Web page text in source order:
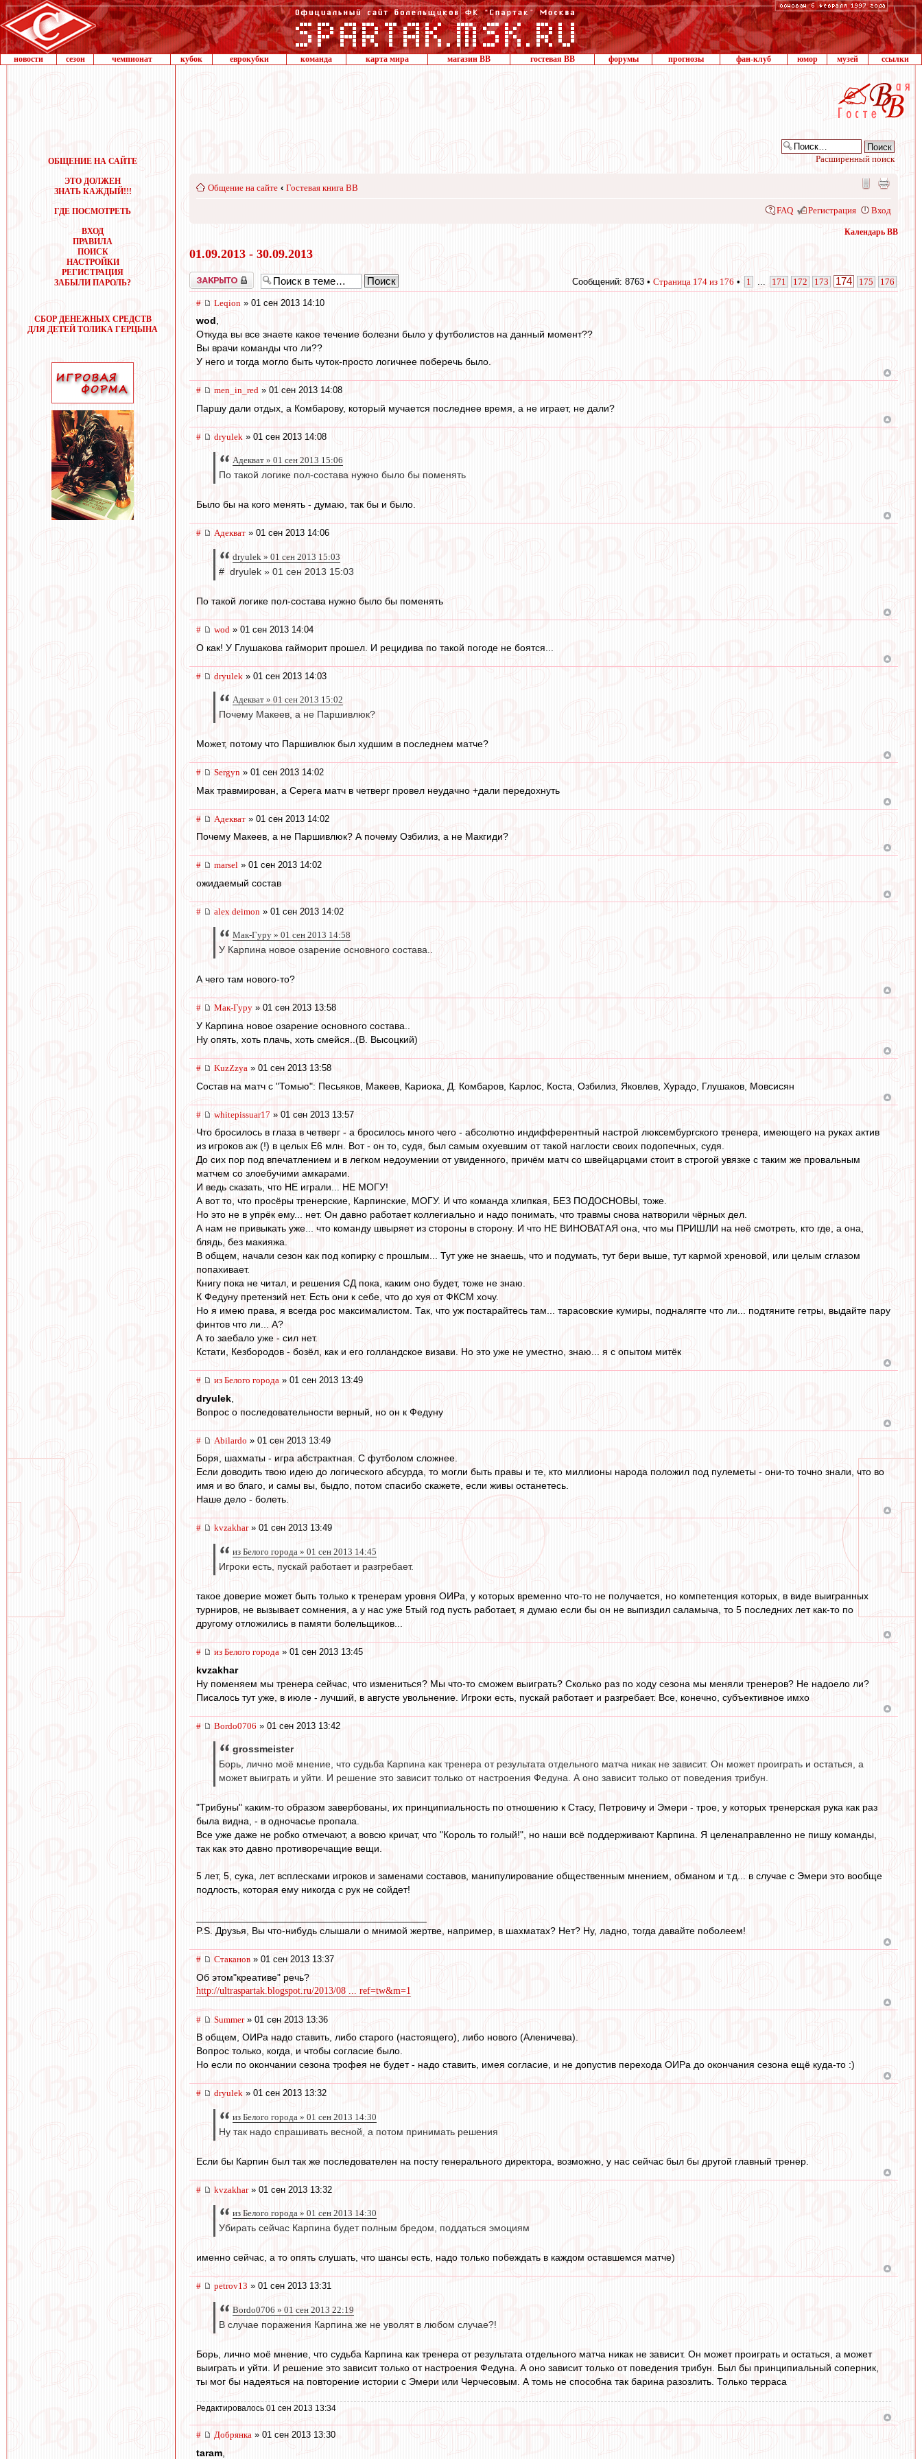
новости сезон чемпионат кубок еврокубки команда карта мира магазин ВВ гостевая ВВ форумы прогнозы фан-клуб юмор музей ссылки
ОБЩЕНИЕ НА САЙТЕ
ЭТО ДОЛЖЕН
ЗНАТЬ КАЖДЫЙ!!!
ГДЕ ПОСМОТРЕТЬ
ВХОД
ПРАВИЛА
ПОИСК
НАСТРОЙКИ
РЕГИСТРАЦИЯ
ЗАБЫЛИ ПАРОЛЬ?
СБОР ДЕНЕЖНЫХ СРЕДСТВ
ДЛЯ ДЕТЕЙ ТОЛИКА ГЕРЦЫНА
Расширенный поиск
Общение на сайте ‹ Гостевая книга ВВ
FAQ Регистрация Вход
Календарь ВВ
01.09.2013 - 30.09.2013
Закрыто Сообщений: 8763 • Страница 174 из 176 • 1 171 172 173 174 175 176
# Leqion » 01 сен 2013 14:10
wod,
Откуда вы все знаете какое течение болезни было у футболистов на данный момент??
Вы врачи команды что ли??
У него и тогда могло быть чуток-просто логичнее поберечь было.
# men_in_red » 01 сен 2013 14:08
Паршу дали отдых, а Комбарову, который мучается последнее время, а не играет, не дали?
# dryulek » 01 сен 2013 14:08
Адекват » 01 сен 2013 15:06
По такой логике пол-состава нужно было бы поменять
Было бы на кого менять - думаю, так бы и было.
# Адекват » 01 сен 2013 14:06
dryulek » 01 сен 2013 15:03
# dryulek » 01 сен 2013 15:03
По такой логике пол-состава нужно было бы поменять
# wod » 01 сен 2013 14:04
О как! У Глушакова гайморит прошел. И рецидива по такой погоде не боятся...
# dryulek » 01 сен 2013 14:03
Адекват » 01 сен 2013 15:02
Почему Макеев, а не Паршивлюк?
Может, потому что Паршивлюк был худшим в последнем матче?
# Sergyn » 01 сен 2013 14:02
Мак травмирован, а Серега матч в четверг провел неудачно +дали передохнуть
# Адекват » 01 сен 2013 14:02
Почему Макеев, а не Паршивлюк? А почему Озбилиз, а не Макгиди?
# marsel » 01 сен 2013 14:02
ожидаемый состав
# alex deimon » 01 сен 2013 14:02
Мак-Гуру » 01 сен 2013 14:58
У Карпина новое озарение основного состава..
А чего там нового-то?
# Мак-Гуру » 01 сен 2013 13:58
У Карпина новое озарение основного состава..
Ну опять, хоть плачь, хоть смейся..(В. Высоцкий)
# KuzZzya » 01 сен 2013 13:58
Состав на матч с "Томью": Песьяков, Макеев, Кариока, Д. Комбаров, Карлос, Коста, Озбилиз, Яковлев, Хурадо, Глушаков, Мовсисян
# whitepissuar17 » 01 сен 2013 13:57
Что бросилось в глаза в четверг - а бросилось много чего - абсолютно индифферентный настрой люксембургского тренера, имеющего на руках актив
из игроков аж (!) в целых Е6 млн. Вот - он то, судя, был самым охуевшим от такой наглости своих подопечных, судя.
До сих пор под впечатлением и в легком недоумении от увиденного, причём матч со швейцарцами стоит в строгой увязке с таким же провальным
матчем со злоебучими амкарами.
И ведь сказать, что НЕ играли... НЕ МОГУ!
А вот то, что просёры тренерские, Карпинские, МОГУ. И что команда хлипкая, БЕЗ ПОДОСНОВЫ, тоже.
Но это не в упрёк ему... нет. Он давно работает коллегиально и надо понимать, что травмы снова натворили чёрных дел.
А нам не привыкать уже... что команду швыряет из стороны в сторону. И что НЕ ВИНОВАТАЯ она, что мы ПРИШЛИ на неё смотреть, кто где, а она,
блядь, без макияжа.
В общем, начали сезон как под копирку с прошлым... Тут уже не знаешь, что и подумать, тут бери выше, тут кармой хреновой, или целым сглазом
попахивает.
Книгу пока не читал, и решения СД пока, каким оно будет, тоже не знаю.
К Федуну претензий нет. Есть они к себе, что до хуя от ФКСМ хочу.
Но я имею права, я всегда рос максималистом. Так, что уж постарайтесь там... тарасовские кумиры, подналягте что ли... подтяните гетры, выдайте пару
финтов что ли... А?
А то заебало уже - сил нет.
Кстати, Кезбородов - бозёл, как и его голландское визави. Но это уже не уместно, знаю... я с опытом митёк
# из Белого города » 01 сен 2013 13:49
dryulek
Вопрос о последовательности верный, но он к Федуну
# Abilardo » 01 сен 2013 13:49
Боря, шахматы - игра абстрактная. С футболом сложнее.
Если доводить твою идею до логического абсурда, то могли быть правы и те, кто миллионы народа положил под пулеметы - они-то точно знали, что во
имя и во благо, и самы вы, быдло, потом спасибо скажете, если живы останетесь.
Наше дело - болеть.
# kvzakhar» 01 сен 2013 13:49
из Белого города » 01 сен 2013 14:45
Игроки есть, пускай работает и разгребает.
такое доверие может быть только к тренерам уровня ОИРа, у которых временно что-то не получается, но компетенция которых, в виде выигранных
турниров, не вызывает сомнения, а у нас уже 5тый год пусть работает, я думаю если бы он не выпиздил саламыча, то 5 последних лет как-то по
другому отложились в памяти болельщиков...
# из Белого города » 01 сен 2013 13:45
kvzakhar
Ну поменяем мы тренера сейчас, что измениться? Мы что-то сможем выиграть? Сколько раз по ходу сезона мы меняли тренеров? Не надоело ли?
Писалось тут уже, в июле - лучший, в августе увольнение. Игроки есть, пускай работает и разгребает. Все, конечно, субъективное имхо
# Bordo0706 » 01 сен 2013 13:42
grossmeister
Борь, лично моё мнение, что судьба Карпина как тренера от результата отдельного матча никак не зависит. Он может проиграть и остаться, а
может выиграть и уйти. И решение это зависит только от настроения Федуна. А оно зависит только от поведения трибун.
"Трибуны" каким-то образом завербованы, их принципиальность по отношению к Стасу, Петровичу и Эмери - трое, у которых тренерская рука как раз
была видна, - в одночасье пропала.
Все уже даже не робко отмечают, а вовсю кричат, что "Король то голый!", но наши всё поддерживают Карпина. Я целенаправленно не пишу команды,
так как это давно противоречащие вещи.
5 лет, 5, сука, лет всплесками игроков и заменами составов, манипулирование общественным мнением, обманом и т.д... в случае с Эмери это вообще
подлость, которая ему никогда с рук не сойдет!
P.S. Друзья, Вы что-нибудь слышали о мнимой жертве, например, в шахматах? Нет? Ну, ладно, тогда давайте поболеем!
# Cтаканов » 01 сен 2013 13:37
Об этом"креативе" речь?
http://ultraspartak.blogspot.ru/2013/08 ... ref=tw&m=1
# Summer» 01 сен 2013 13:36
В общем, ОИРа надо ставить, либо старого (настоящего), либо нового (Аленичева).
Вопрос только, когда, и чтобы согласие было.
Но если по окончании сезона трофея не будет - надо ставить, имея согласие, и не допустив перехода ОИРа до окончания сезона ещё куда-то :)
# dryulek » 01 сен 2013 13:32
из Белого города » 01 сен 2013 14:30
Ну так надо спрашивать весной, а потом принимать решения
Если бы Карпин был так же последователен на посту генерального директора, возможно, у нас сейчас был бы другой главный тренер.
# kvzakhar» 01 сен 2013 13:32
из Белого города » 01 сен 2013 14:30
Убирать сейчас Карпина будет полным бредом, поддаться эмоциям
именно сейчас, а то опять слушать, что шансы есть, надо только побеждать в каждом оставшемся матче)
# petrov13 » 01 сен 2013 13:31
Bordo0706 » 01 сен 2013 22:19
В случае поражения Карпина же не уволят в любом случае?!
Борь, лично моё мнение, что судьба Карпина как тренера от результата отдельного матча никак не зависит. Он может проиграть и остаться, а может
выиграть и уйти. И решение это зависит только от настроения Федуна. А оно зависит только от поведения трибун. Был бы принципиальный соперник,
ты мог бы надеяться на повторение истории с Эмери или Черчесовым. А томь не способна так барина разозлить. Только терраса
Редактировалось 01 сен 2013 13:34
# Добрянка » 01 сен 2013 13:30
taram